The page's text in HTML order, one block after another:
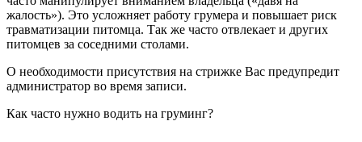
жалость»). Это усложняет работу грумера и повышает риск
травматизации питомца. Так же часто отвлекает и других
питомцев за соседними столами.
О необходимости присутствия на стрижке Вас предупредит
администратор во время записи.
Как часто нужно водить на груминг?